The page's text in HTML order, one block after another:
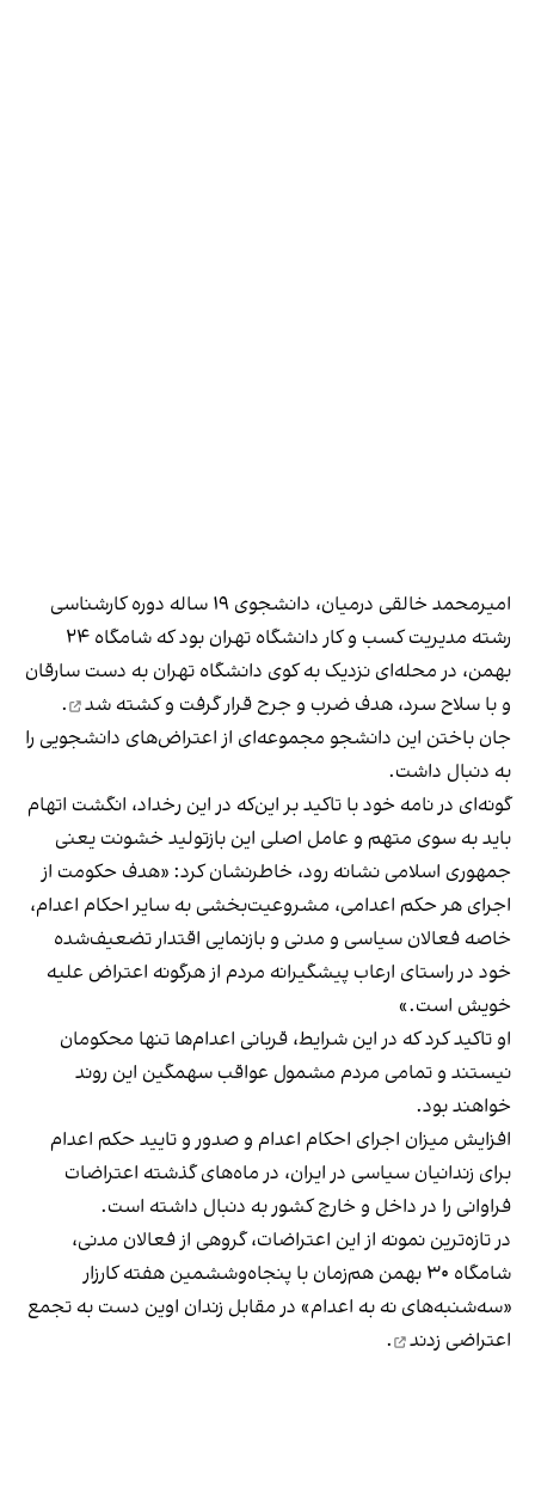
امیرمحمد خالقی درمیان، دانشجوی ۱۹ ساله دوره کارشناسی
رشته مدیریت کسب و کار دانشگاه تهران بود که شامگاه ۲۴
بهمن، در محله‌ای نزدیک به کوی دانشگاه تهران به دست سارقان
و با سلاح سرد، هدف ضرب و جرح قرار گرفت وکشته شد
.
جان باختن این دانشجو مجموعه‌ای از اعتراض‌های دانشجویی را
به دنبال داشت.
گونه‌ای در نامه خود با تاکید بر این‌که در این رخداد، انگشت اتهام
باید به سوی متهم و عامل اصلی این بازتولید خشونت یعنی
جمهوری اسلامی نشانه رود، خاطرنشان کرد: «هدف حکومت از
اجرای هر حکم اعدامی، مشروعیت‌بخشی به سایر احکام اعدام،
خاصه فعالان سیاسی و مدنی و بازنمایی اقتدار تضعیف‌شده
خود در راستای ارعاب پیشگیرانه مردم از هرگونه اعتراض علیه
خویش است.»
او تاکید کرد که در این شرایط، قربانی اعدام‌ها تنها محکومان
نیستند و تمامی مردم مشمول عواقب سهمگین این روند
خواهند بود.
افزایش میزان اجرای احکام اعدام و صدور و تایید حکم اعدام
برای زندانیان سیاسی در ایران، در ماه‌های گذشته اعتراضات
فراوانی را در داخل و خارج کشور به دنبال داشته است.
در تازه‌ترین نمونه از این اعتراضات، گروهی از فعالان مدنی،
شامگاه ۳۰ بهمن هم‌زمان با پنجاه‌وششمین هفته کارزار
«سه‌شنبه‌های نه به اعدام» در مقابل زندان اوین دست به تجمع
اعتراضی زدند
.